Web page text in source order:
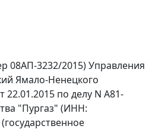
08АП-3232/2015) Управления
Ямало-Ненецкого
по делу N А81-
"Пургаз" (ИНН: